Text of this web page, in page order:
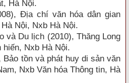
Hà Nội.
Địa chí văn hóa dân gian
Nội, Nxb Hà Nội.
và Du lịch (2010), Thăng Long
hiến, Nxb Hà Nội.
tồn và phát huy di sản văn
Nxb Văn hóa Thông tin, Hà